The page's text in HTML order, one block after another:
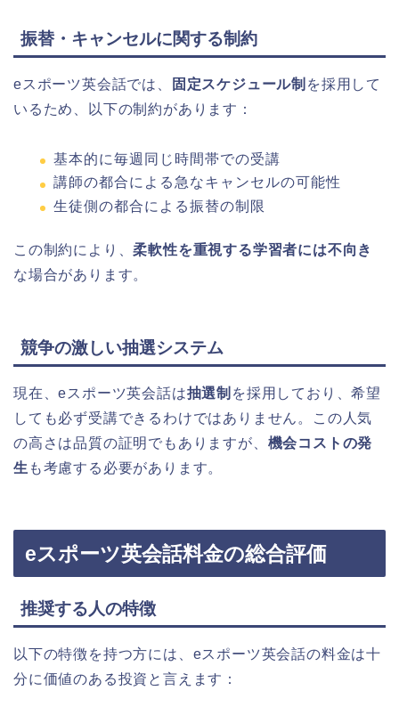
振替・キャンセルに関する制約
eスポーツ英会話では、 固定スケジュール制 を採用して
いるため、以下の制約があります：
基本的に毎週同じ時間帯での受講
講師の都合による急なキャンセルの可能性
生徒側の都合による振替の制限
この制約により、柔軟性を重視する学習者には不向き
な場合があります。
競争の激しい抽選システム
現在、eスポーツ英会話は抽選制 を採用しており、希望
しても必ず受講できるわけではありません。この人気
の高さは品質の証明でもありますが、 機会コストの発
生 も考慮する必要があります。
eスポーツ英会話料金の総合評価
推奨する人の特徴
以下の特徴を持つ方には、eスポーツ英会話の料金は十
分に価値のある投資と言えます：